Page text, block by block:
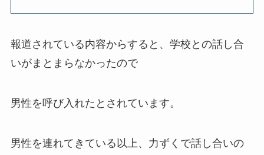
報道されている内容からすると、学校との話し合
いがまとまらなかったので
男性を呼び入れたとされています。
男性を連れてきている以上、力ずくで話し合いの